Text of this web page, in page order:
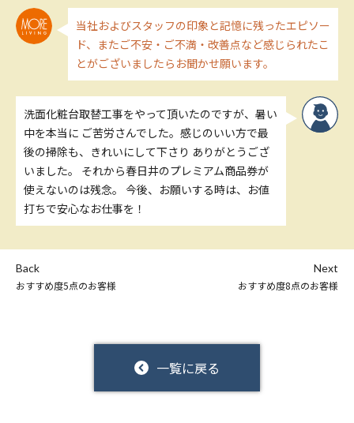
当社およびスタッフの印象と記憶に残ったエピソー
ド、またご不安・ご不満・改善点など感じられたこ
とがございましたらお聞かせ願います。
洗面化粧台取替工事をやって頂いたのですが、暑い
中を本当に ご苦労さんでした。感じのいい方で最
後の掃除も、きれいにして下さり ありがとうござ
いました。 それから春日井のプレミアム商品券が
使えないのは残念。 今後、お願いする時は、お値
打ちで安心なお仕事を！
Back
おすすめ度5点のお客様
一覧に戻る
Next
おすすめ度8点のお客様